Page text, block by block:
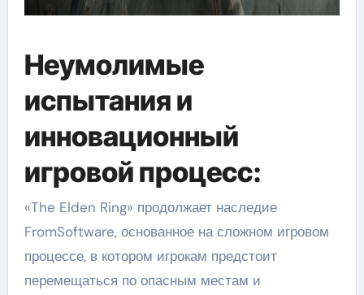
Неумолимые
испытания и
инновационный
игровой процесс:
«The Elden Ring» продолжает наследие
FromSoftware, основанное на сложном игровом
процессе, в котором игрокам предстоит
перемещаться по опасным местам и